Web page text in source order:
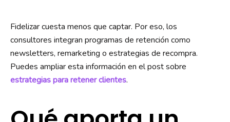
Fidelizar cuesta menos que captar. Por eso, los
consultores integran programas de retención como
newsletters, remarketing o estrategias de recompra.
Puedes ampliar esta información en el post sobre
estrategias para retener clientes.